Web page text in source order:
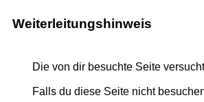
Weiterleitungshinweis
Die von dir besuchte Seite
Falls du diese Seite nicht